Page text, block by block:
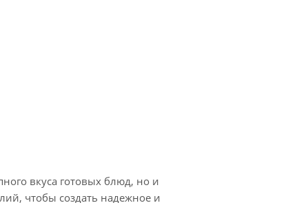
вкуса готовых блюд, но и
чтобы создать надежное и